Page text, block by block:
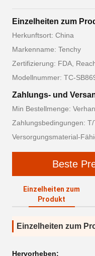
Einzelheiten zum
Herkunftsort: China
Markenname: Tenchy
Zertifizierung: FDA,
Modellnummer: TC-
Zahlungs- und
Min Bestellmenge:
Zahlungsbedingungen:
Versorgungsmaterial-
Beste
Einzelheiten zum
Produkt
Einzelheiten zum
Hervorheben: